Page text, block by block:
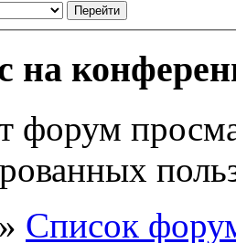
на
форум
» Список